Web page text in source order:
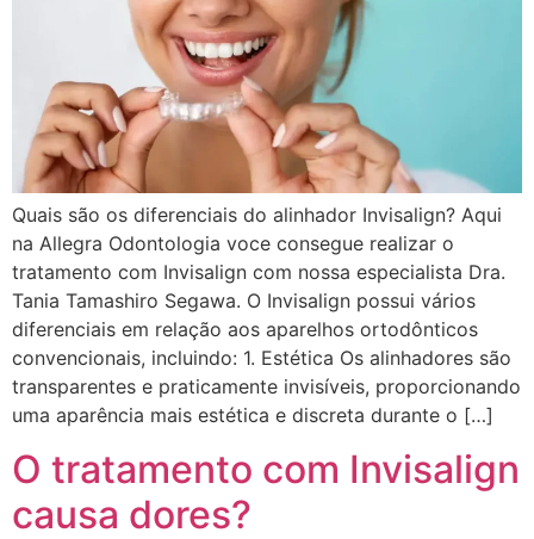
Quais são os diferenciais do alinhador Invisalign? Aqui
na Allegra Odontologia voce consegue realizar o
tratamento com Invisalign com nossa especialista Dra.
Tania Tamashiro Segawa. O Invisalign possui vários
diferenciais em relação aos aparelhos ortodônticos
convencionais, incluindo: 1. Estética Os alinhadores são
transparentes e praticamente invisíveis, proporcionando
uma aparência mais estética e discreta durante o […]
O tratamento com Invisalign
causa dores?